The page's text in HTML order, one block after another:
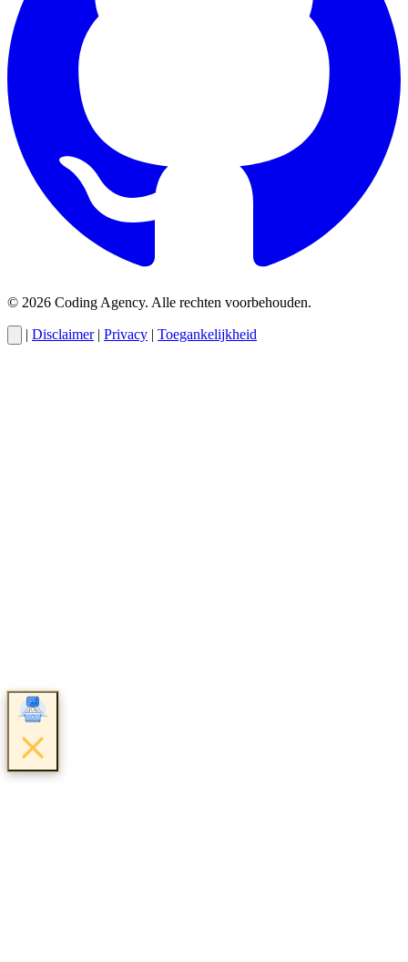
© 2026 Coding Agency. Alle rechten voorbehouden.
| Disclaimer | Privacy | Toegankelijkheid